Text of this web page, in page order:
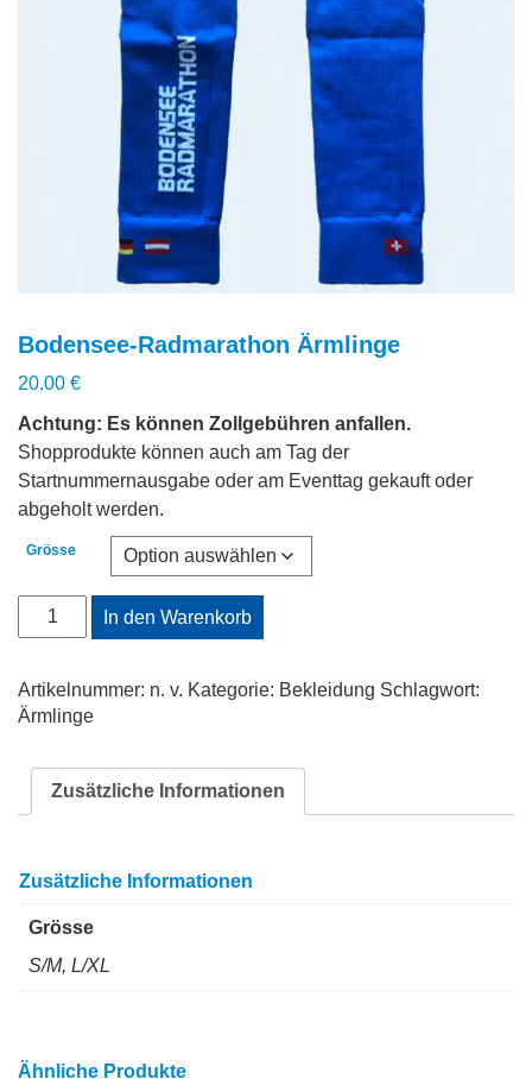
Bodensee-Radmarathon Ärmlinge
20.00 €
Achtung: Es können Zollgebühren anfallen.
Shopprodukte können auch am Tag der
Startnummernausgabe oder am Eventtag gekauft oder
abgeholt werden.
Grösse
Bodensee-
Radmarathon
Menge
In den Warenkorb
Artikelnummer: n. v. Kategorie: Bekleidung Schlagwort:
Ärmlinge
Zusätzliche Informationen
Zusätzliche Informationen
Grösse
S/M, L/XL
Ähnliche Produkte